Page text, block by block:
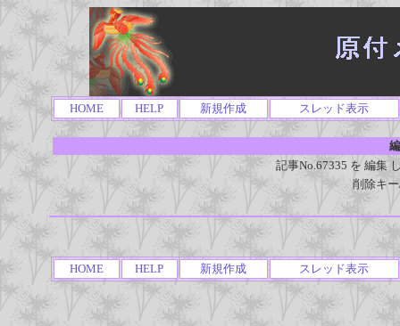
HOME HELP 新規作成 スレッド表示
記事No.67335 を 編集
削除キ
HOME HELP 新規作成 スレッド表示